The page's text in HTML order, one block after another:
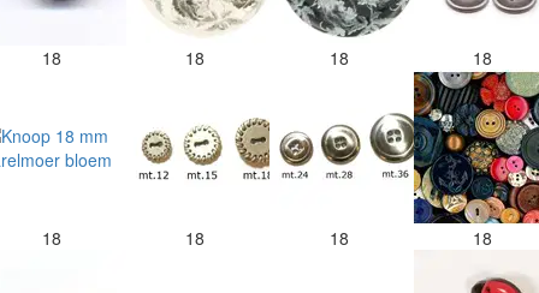
18 18 18 18
18 18 18 18